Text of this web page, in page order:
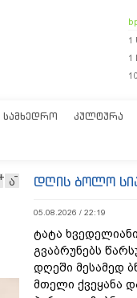
1
1
ᲡᲐᲛᲮᲔᲓᲠᲝ ᲙᲣᲚᲢᲣᲠᲐ
ა დღის ბოლო
05.08.2026 / 22:19
ტატა ხვედელიანი
გვაბრუნებს
დღეში მესამედ
მთელი ქვეყანა